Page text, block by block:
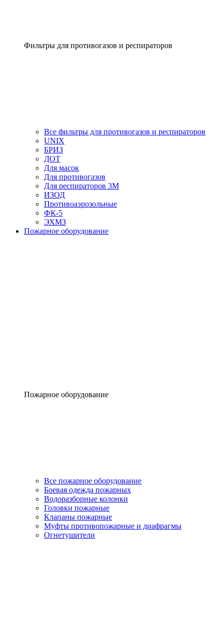
Фильтры для противогазов и респираторов
Все фильтры для противогазов и респираторов
UNIX
БРИЗ
ДОТ
Для масок
Для противогазов
Для респираторов 3М
ИЗОД
Противоаэрозольные
ФК-5
ЭХМЗ
Пожарное оборудование
Пожарное оборудование
Все пожарное оборудование
Боевая одежда пожарных
Водоразборные колонки
Головки пожарные
Клапаны пожарные
Муфты противопожарные и диафрагмы
Огнетушители